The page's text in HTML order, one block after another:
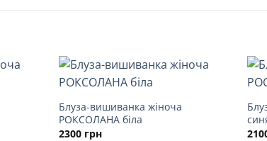
Блуза-вишиванка жіноча
РОКСОЛАНА біла
2300 грн